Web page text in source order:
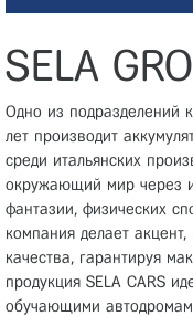
SELA
Одно из подразделений
лет производит
среди итальянских
окружающий мир через
фантазии, физических
компания делает
качества, гарантируя
продукция SELA CARS
обучающими